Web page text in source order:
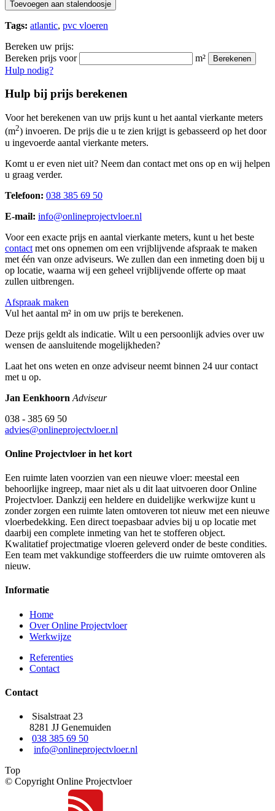
Toevoegen aan stalendoosje
Tags: atlantic, pvc vloeren
Bereken uw prijs:
Bereken prijs voor
m² Berekenen
Hulp nodig?
Hulp bij prijs berekenen
Voor het berekenen van uw prijs kunt u het aantal vierkante meters
(m2) invoeren. De prijs die u te zien krijgt is gebasseerd op het door
u ingevoerde aantal vierkante meters.
Komt u er even niet uit? Neem dan contact met ons op en wij helpen
u graag verder.
Telefoon: 038 385 69 50
E-mail: info@onlineprojectvloer.nl
Voor een exacte prijs en aantal vierkante meters, kunt u het beste
contact met ons opnemen om een vrijblijvende afspraak te maken
met één van onze adviseurs. We zullen dan een inmeting doen bij u
op locatie, waarna wij een geheel vrijblijvende offerte op maat
zullen uitbrengen.
Afspraak maken
Vul het aantal m² in om uw prijs te berekenen.
Deze prijs geldt als indicatie. Wilt u een persoonlijk advies over uw
wensen de aansluitende mogelijkheden?
Laat het ons weten en onze adviseur neemt binnen 24 uur contact
met u op.
Jan Eenkhoorn Adviseur
038 - 385 69 50
advies@onlineprojectvloer.nl
Online Projectvloer in het kort
Een ruimte laten voorzien van een nieuwe vloer: meestal een
behoorlijke ingreep, maar niet als u dit laat uitvoeren door Online
Projectvloer. Dankzij een heldere en duidelijke werkwijze kunt u
zonder zorgen een ruimte laten omtoveren tot nieuw met een nieuwe
vloerbedekking. Een direct toepasbaar advies bij u op locatie met
daarbij een complete inmeting van het te stofferen object.
Kwalitatief projectmatige vloeren geleverd onder de beste condities.
Een team met vakkundige stoffeerders die uw ruimte omtoveren als
nieuw.
Informatie
Home
Over Online Projectvloer
Werkwijze
Referenties
Contact
Contact
Sisalstraat 23
8281 JJ Genemuiden
038 385 69 50
info@onlineprojectvloer.nl
Top
© Copyright Online Projectvloer